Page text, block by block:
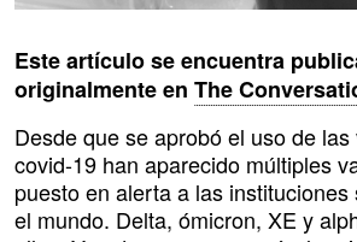
Este artículo se encuentra
originalmente en The
Desde que se aprobó el uso de
covid-19 han aparecido múltiples
puesto en alerta a las
el mundo. Delta, ómicron, XE y